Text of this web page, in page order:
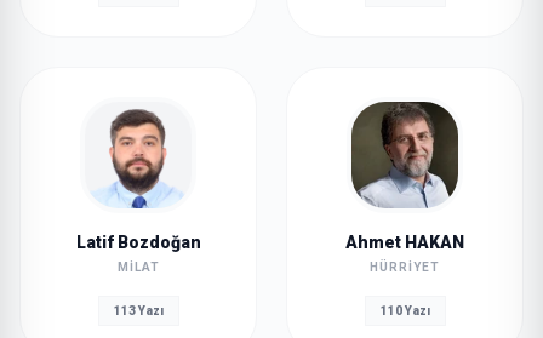
Latif Bozdoğan
MILAT
113 Yazı
Ahmet HAKAN
HÜRRIYET
110 Yazı